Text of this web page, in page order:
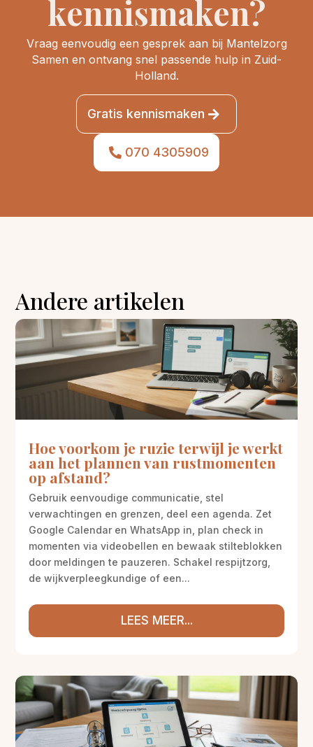
kennismaken?
Vraag eenvoudig een gesprek aan bij Mantelzorg
Samen en ontvang snel passende hulp in Zuid-
Holland.
Gratis kennismaken
070 4305909
Andere artikelen
Hoe voorkom je ruzie terwijl je werkt
aan het plannen van rustmomenten
op afstand?
Gebruik eenvoudige communicatie, stel
verwachtingen en grenzen, deel een agenda. Zet
Google Calendar en WhatsApp in, plan check in
momenten via videobellen en bewaak stilteblokken
door meldingen te pauzeren. Schakel respijtzorg,
de wijkverpleegkundige of een...
LEES MEER...